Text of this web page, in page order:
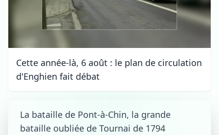
Cette année-là, 6 août : le plan de circulation
d'Enghien fait débat
La bataille de Pont-à-Chin, la grande
bataille oubliée de Tournai de 1794